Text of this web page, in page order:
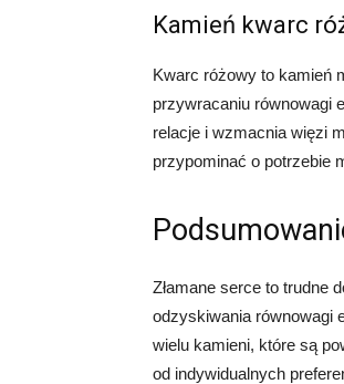
Kamień kwarc
Kwarc różowy to kamień
przywracaniu równowagi
relacje i wzmacnia więzi
przypominać o potrzebie
Złamane serce to trudne
odzyskiwania równowagi
wielu kamieni, które są
od indywidualnych